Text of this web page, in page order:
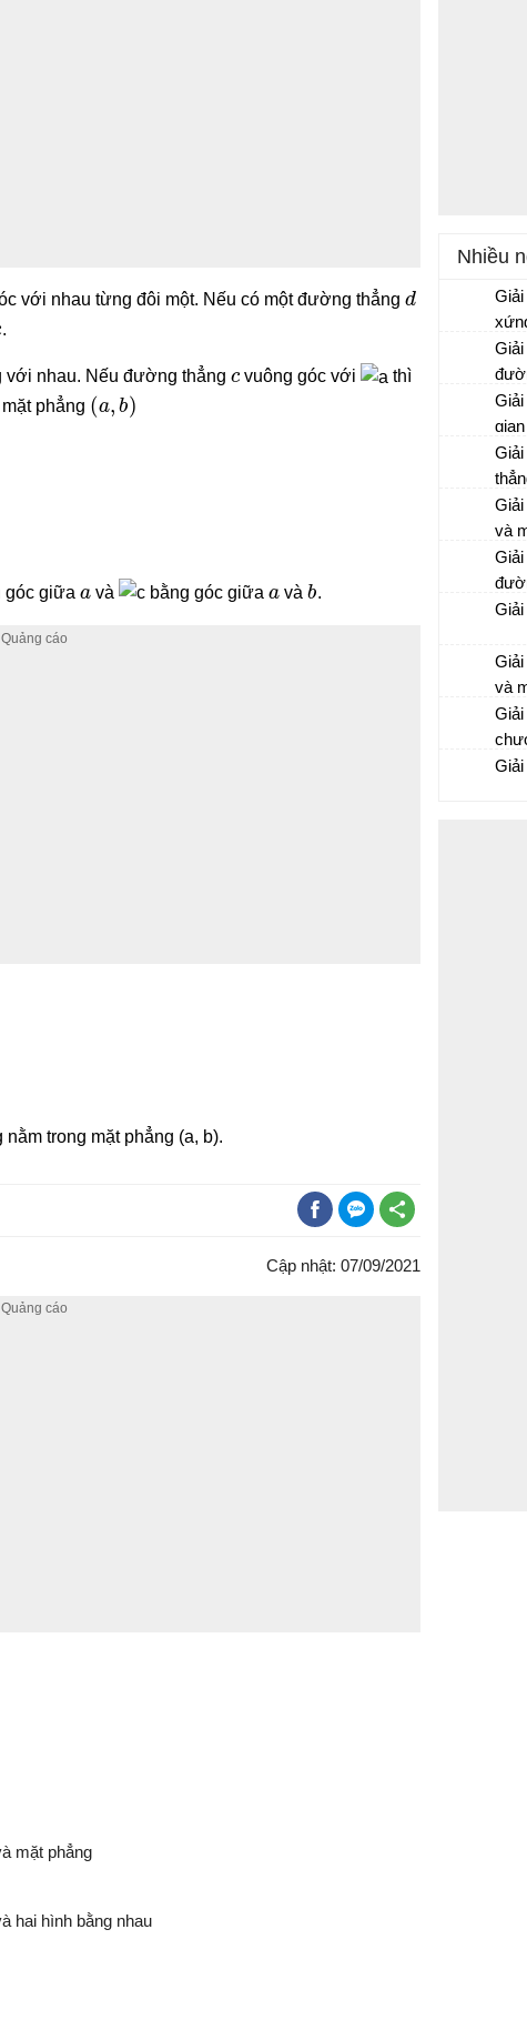
với nhau từng đôi một. Nếu có một đường thẳng
d
.
với nhau. Nếu đường thẳng vuông góc với thì
phẳng
( b )
góc giữa và bằng góc giữa và
b
.
trong mặt phẳng (a, b).
Cập nhật: 07/09/2021
mặt phẳng
hai hình bằng nhau
Nhiều
Giải
Giải
gian
và
và
Giải
Giải